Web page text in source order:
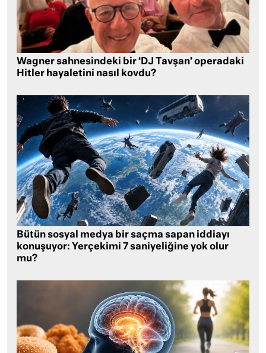
Wagner sahnesindeki bir ‘DJ Tavşan’ operadaki
Hitler hayaletini nasıl kovdu?
Bütün sosyal medya bir saçma sapan iddiayı
konuşuyor: Yerçekimi 7 saniyeliğine yok olur
mu?